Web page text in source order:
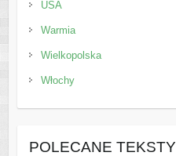
USA
Warmia
Wielkopolska
Włochy
POLECANE TEKSTY